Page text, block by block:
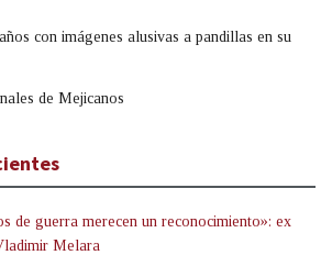
con imágenes alusivas a pandillas en su
de Mejicanos
de guerra merecen un reconocimiento»: ex
Melara